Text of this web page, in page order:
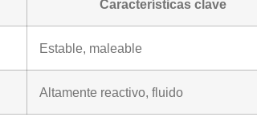
Características clave
Estable, maleable
Altamente reactivo, fluido